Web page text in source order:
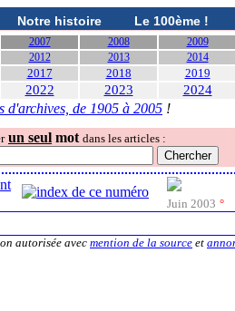
Notre histoire Le 100ème !
2007 2008 2009
2012 2013 2014
2017 2018 2019
2022 2023 2024
d'archives, de 1905 à 2005 !
un seul mot dans les articles :
Juin 2003 °
autorisée avecmention de la source et